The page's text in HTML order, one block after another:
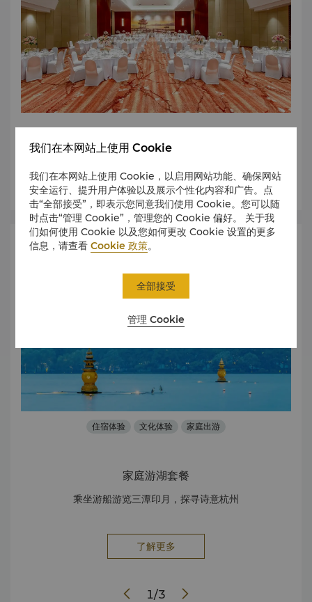
息后，我们高度专业的礼宾将有幸为您服务。
了解更多
优惠
住宿体验 文化体验 家庭出游
家庭游湖套餐
乘坐游船游览三潭印月，探寻诗意杭州
了解更多
1/3
我们在本网站上使用 Cookie
我们在本网站上使用 Cookie，以启用网站功能、确保网站
安全运行、提升用户体验以及展示个性化内容和广告。点
击“全部接受”，即表示您同意我们使用 Cookie。您可以随
时点击“管理 Cookie”，管理您的 Cookie 偏好。 关于我
们如何使用 Cookie 以及您如何更改 Cookie 设置的更多
信息，请查看Cookie 政策。
管理 Cookie
全部接受